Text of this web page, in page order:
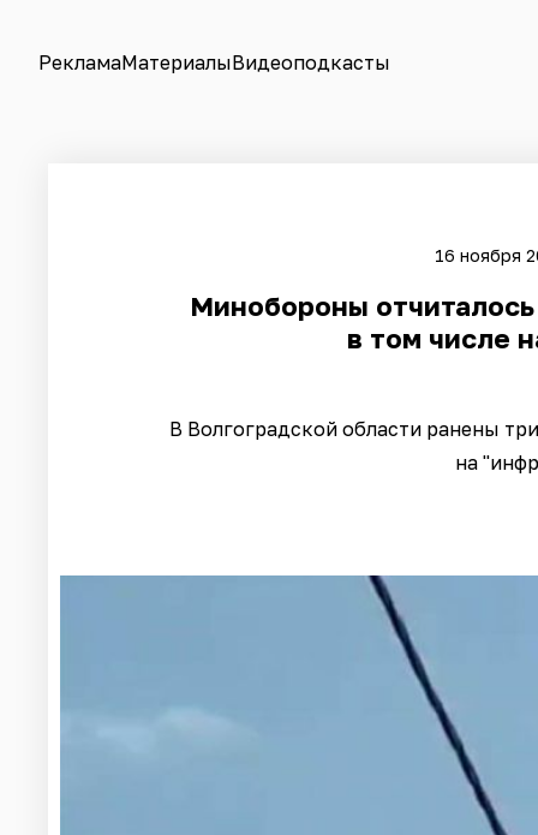
РекламаМатериалыВидеоподкасты
16 ноября
Минобороны
в том числе
В Волгоградской области ранены
на